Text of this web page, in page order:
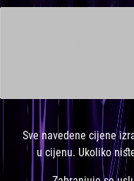
Sve navedene cijene
u cijenu. Ukoliko